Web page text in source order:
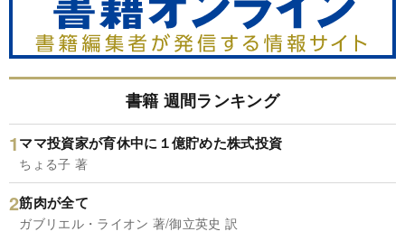
書籍 週間ランキング
ママ投資家が育休中に１億貯めた株式投資
ちょる子 著
筋肉が全て
ガブリエル・ライオン 著/御立英史 訳